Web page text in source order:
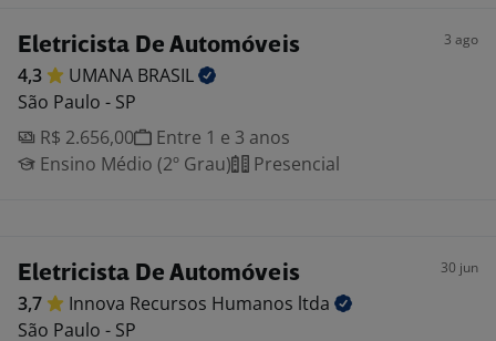
Eletricista De Automóveis 3 ago
4,3 UMANA BRASIL
São Paulo - SP
R$ 2.656,00
Entre 1 e 3 anos
Ensino Médio (2º Grau)
Presencial
Eletricista De Automóveis 30 jun
3,7 Innova Recursos Humanos ltda
São Paulo - SP